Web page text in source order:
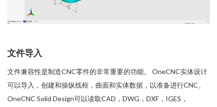
文件导入
文件兼容性是制造CNC零件的非常重要的功能。 OneCNC实体设计
可以导入，创建和操纵线框，曲面和实体数据，以准备进行CNC。
OneCNC Solid Design可以读取CAD，DWG，DXF，IGES，